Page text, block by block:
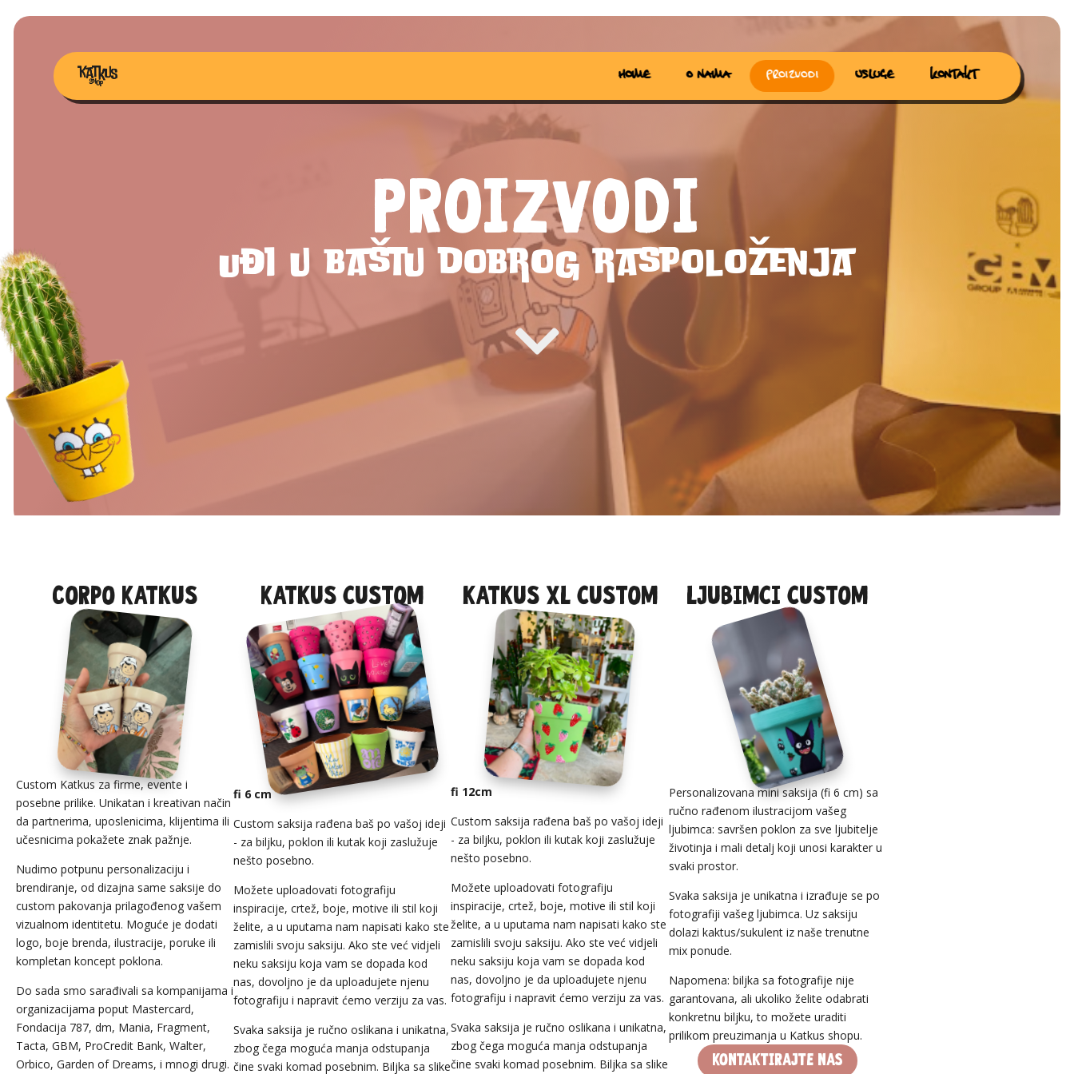
Home O nama Proizvodi Usluge Kontakt
Proizvodi
Uđi u baštu dobrog raspoloženja

Corpo Katkus
Custom Katkus za firme, evente i
posebne prilike. Unikatan i kreativan način
da partnerima, uposlenicima, klijentima ili
učesnicima pokažete znak pažnje.
Nudimo potpunu personalizaciju i
brendiranje, od dizajna same saksije do
custom pakovanja prilagođenog vašem
vizualnom identitetu. Moguće je dodati
logo, boje brenda, ilustracije, poruke ili
kompletan koncept poklona.
Do sada smo sarađivali sa kompanijama i
organizacijama poput Mastercard,
Fondacija 787, dm, Mania, Fragment,
Tacta, GBM, ProCredit Bank, Walter,
Orbico, Garden of Dreams, i mnogi drugi.
Katkus custom
fi 6 cm
Custom saksija rađena baš po vašoj ideji
- za biljku, poklon ili kutak koji zaslužuje
nešto posebno.
Možete uploadovati fotografiju
inspiracije, crtež, boje, motive ili stil koji
želite, a u uputama nam napisati kako ste
zamislili svoju saksiju. Ako ste već vidjeli
neku saksiju koja vam se dopada kod
nas, dovoljno je da uploadujete njenu
fotografiju i napravit ćemo verziju za vas.
Svaka saksija je ručno oslikana i unikatna,
zbog čega moguća manja odstupanja
čine svaki komad posebnim. Biljka sa slike
katkus xl custom
fi 12cm
Custom saksija rađena baš po vašoj ideji
- za biljku, poklon ili kutak koji zaslužuje
nešto posebno.
Možete uploadovati fotografiju
inspiracije, crtež, boje, motive ili stil koji
želite, a u uputama nam napisati kako ste
zamislili svoju saksiju. Ako ste već vidjeli
neku saksiju koja vam se dopada kod
nas, dovoljno je da uploadujete njenu
fotografiju i napravit ćemo verziju za vas.
Svaka saksija je ručno oslikana i unikatna,
zbog čega moguća manja odstupanja
čine svaki komad posebnim. Biljka sa slike
ljubimci custom
Personalizovana mini saksija (fi 6 cm) sa
ručno rađenom ilustracijom vašeg
ljubimca: savršen poklon za sve ljubitelje
životinja i mali detalj koji unosi karakter u
svaki prostor.
Svaka saksija je unikatna i izrađuje se po
fotografiji vašeg ljubimca. Uz saksiju
dolazi kaktus/sukulent iz naše trenutne
mix ponude.
Napomena: biljka sa fotografije nije
garantovana, ali ukoliko želite odabrati
konkretnu biljku, to možete uraditi
prilikom preuzimanja u Katkus shopu.
Kontaktirajte nas